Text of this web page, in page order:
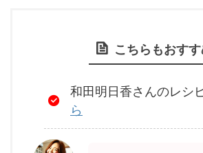
こちらもおす
和田明日香さんのレシ
ら